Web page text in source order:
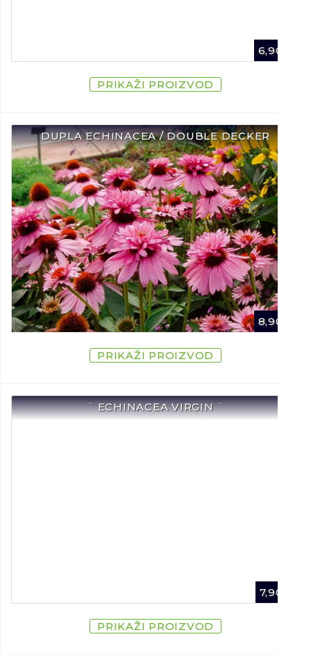
6,90
PRIKAŽI PROIZVOD
DUPLA ECHINACEA / DOUBLE DECKER
8,90
PRIKAŽI PROIZVOD
¨ ECHINACEA VIRGIN ¨
7,90
PRIKAŽI PROIZVOD